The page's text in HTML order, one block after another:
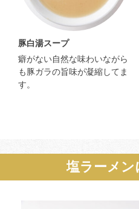
豚白湯スープ
癖がない自然な味わいながら
も豚ガラの旨味が凝縮してま
す。
塩ラーメ